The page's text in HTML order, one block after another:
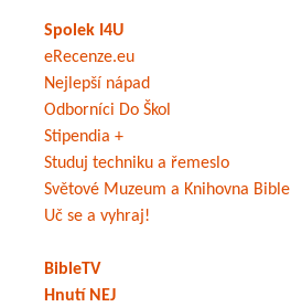
Spolek I4U
eRecenze.eu
Nejlepší nápad
Odborníci Do Škol
Stipendia +
Studuj techniku a řemeslo
Světové Muzeum a Knihovna Bible
Uč se a vyhraj!
BibleTV
Hnutí NEJ